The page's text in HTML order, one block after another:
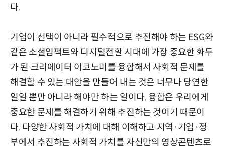
다.
기업이 선택이 아니라 필수적으로 추진해야 하는 ESG와
같은 소셜임팩트와 디지털전환 시대에 가장 중요한 화두
가 된 크리에이터 이코노미를 융합해서 사회적 문제를
해결할 수 있는 대안을 만들어 내는 것은 너무나 당연한
일일 뿐만 아니라 해야만 하는 일이다. 융합은 우리에게
중요한 문제를 해결하기 위해 추진하는 것이기 때문이
다. 다양한 사회적 가치에 대해 이해하고 지역·기업·정
부에서 추진하는 사회적 가치를 자신만의 영상콘텐츠로